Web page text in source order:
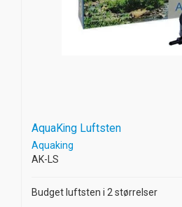
AquaKing Luftsten
Aquaking
AK-LS
Budget luftsten i 2 størrelser